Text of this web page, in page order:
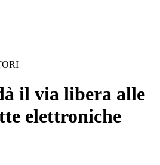
il via libera alle
elettroniche